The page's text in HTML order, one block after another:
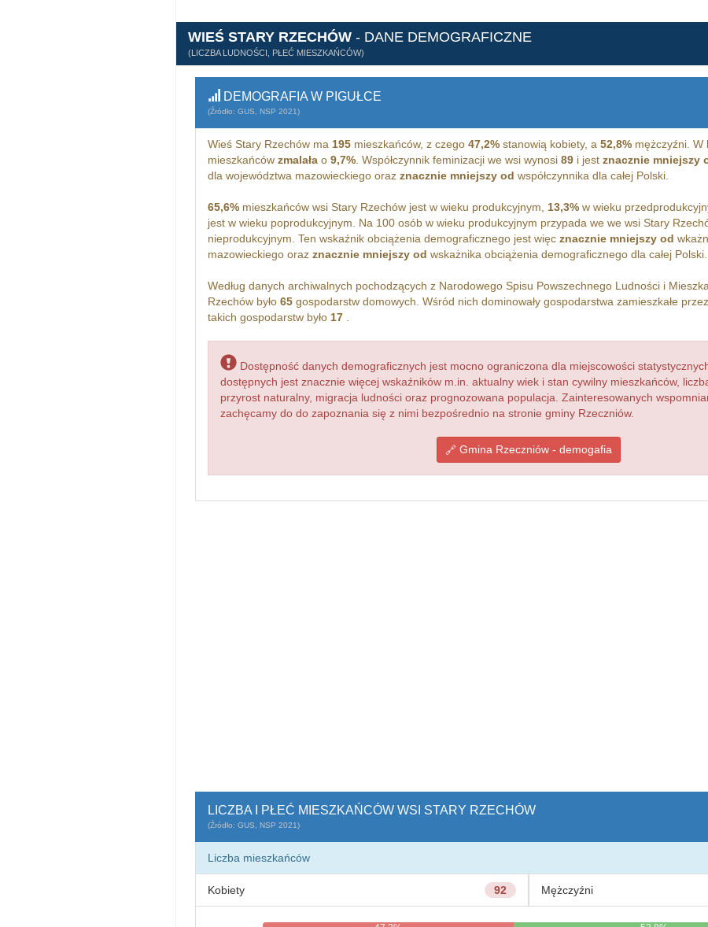
WIEŚ STARY RZECHÓW - DANE DEMOGRAFICZNE
(LICZBA LUDNOŚCI, PŁEĆ MIESZKAŃCÓW)
DEMOGRAFIA W PIGUŁCE
(Źródło: GUS, NSP 2021)
Wieś Stary Rzechów ma 195mieszkańców, z czego 47,2%stanowią kobiety, a 52,8%mężczyźni. W
mieszkańców zmalałao 9,7%. Współczynnik feminizacji we wsi wynosi 89i jest znacznie mniejszy
dla województwa mazowieckiego oraz znacznie mniejszy od współczynnika dla całej Polski.
65,6%mieszkańców wsi Stary Rzechów jest w wieku produkcyjnym, 13,3%w wieku
jest w wieku poprodukcyjnym. Na 100 osób w wieku produkcyjnym przypada we we wsi Stary
nieprodukcyjnym. Ten wskaźnik obciążenia demograficznego jest więc znacznie mniejszy od
mazowieckiego oraz znacznie mniejszy od wskażnika obciążenia demograficznego dla całej Polski.
Według danych archiwalnych pochodzących z Narodowego Spisu Powszechnego Ludności i
Rzechów było 65gospodarstw domowych. Wśród nich dominowały gospodarstwa zamieszkałe przez
takich gospodarstw było 17.
Dostępność danych demograficznych jest mocno ograniczona dla miejscowości
dostępnych jest znacznie więcej wskaźników m.in. aktualny wiek i stan cywilny mieszkańców,
przyrost naturalny, migracja ludności oraz prognozowana populacja. Zainteresowanych
zachęcamy do do zapoznania się z nimi bezpośrednio na stronie gminy Rzeczniów.
Gmina Rzeczniów - demogafia
LICZBA I PŁEĆ MIESZKAŃCÓW WSI STARY RZECHÓW
(Źródło: GUS, NSP 2021)
Liczba mieszkańców
92
Kobiety Mężczyźni